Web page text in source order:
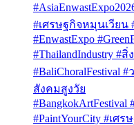
#เศรษฐกิจหมุนเวียน
#EnwastExpo
#ThailandIndustry #
#BaliChoralFestival
สังคมสูงวัย
#BangkokArtFestival
#PaintYourCity #เศ